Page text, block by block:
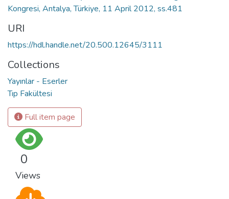
Kongresi, Antalya, Türkiye, 11 April 2012, ss.481
URI
https://hdl.handle.net/20.500.12645/3111
Collections
Yayınlar - Eserler
Tıp Fakültesi
Full item page
0
Views